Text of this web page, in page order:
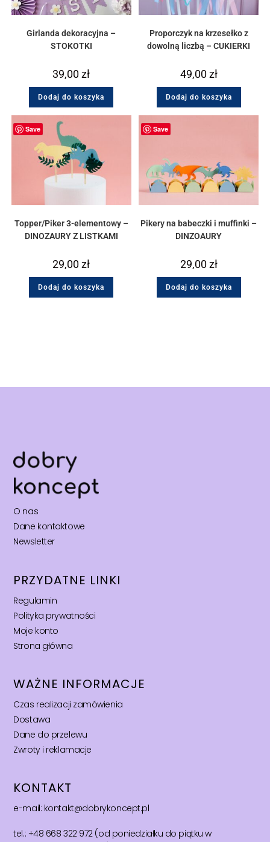
Girlanda dekoracyjna –
STOKOTKI
39,00zł
Dodaj do koszyka
Proporczyk na krzesełko z
dowolną liczbą – CUKIERKI
49,00zł
Dodaj do koszyka
Save
Topper/Piker 3-elementowy –
DINOZAURY Z LISTKAMI
29,00zł
Dodaj do koszyka
Save
Pikery na babeczki i muffinki –
DINZOAURY
29,00zł
Dodaj do koszyka
O nas
Dane kontaktowe
Newsletter
PRZYDATNE LINKI
Regulamin
Polityka prywatności
Moje konto
Strona główna
WAŻNE INFORMACJE
Czas realizacji zamówienia
Dostawa
Dane do przelewu
Zwroty i reklamacje
KONTAKT
e-mail: kontakt@dobrykoncept.pl
tel.: +48 668 322 972 (od poniedziałku do piątku w